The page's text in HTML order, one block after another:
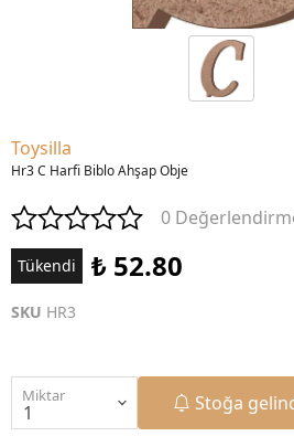
Toysilla
Hr3 C Harfi Biblo Ahşap Obje
0
Tükendi ₺ 52.80
SKU HR3
Miktar Stoğa